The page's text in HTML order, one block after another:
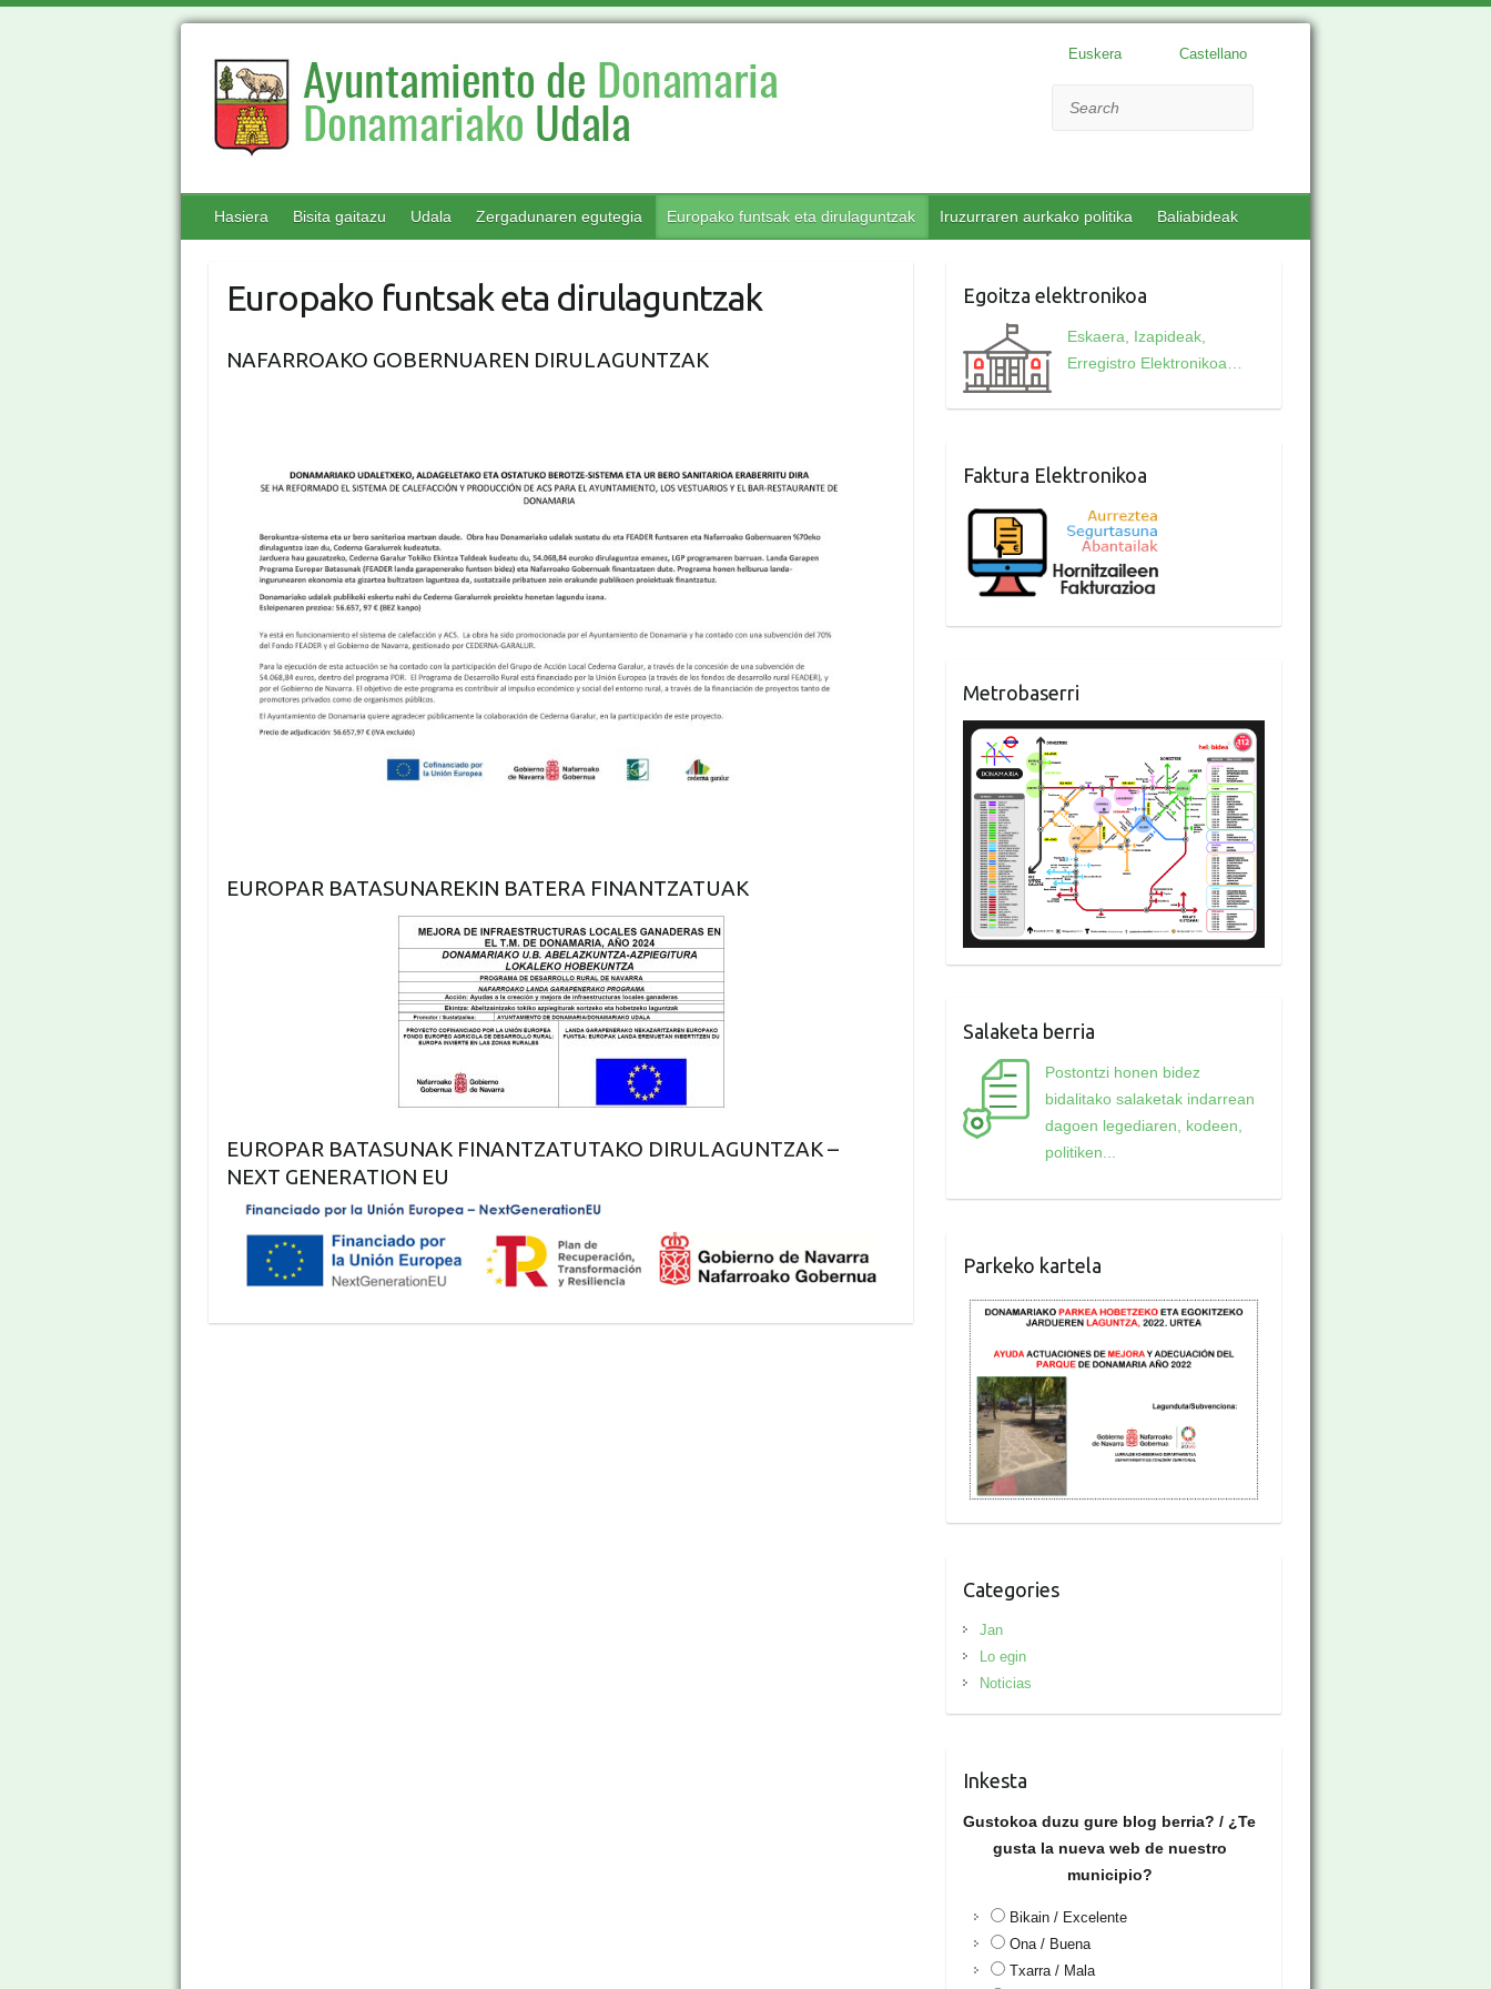
Euskera Castellano
Hasiera Bisita gaitazu Udala Zergadunaren egutegia Europako funtsak eta dirulaguntzak Iruzurraren aurkako politika Baliabideak
Europako funtsak eta dirulaguntzak
NAFARROAKO GOBERNUAREN DIRULAGUNTZAK
EUROPAR BATASUNAREKIN BATERA FINANTZATUAK
EUROPAR BATASUNAK FINANTZATUTAKO DIRULAGUNTZAK –
NEXT GENERATION EU
Egoitza elektronikoa
Eskaera, Izapideak,
Erregistro Elektronikoa…
Faktura Elektronikoa
Metrobaserri
Salaketa berria
Postontzi honen bidez
bidalitako salaketak indarrean
dagoen legediaren, kodeen,
politiken...
Parkeko kartela
Categories
Jan
Lo egin
Noticias
Inkesta
Gustokoa duzu gure blog berria? / ¿Te
gusta la nueva web de nuestro
municipio?
Bikain / Excelente
Ona / Buena
Txarra / Mala